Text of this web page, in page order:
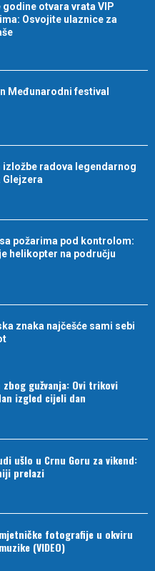
godine otvara vrata VIP
Osvojite ulaznice za
Međunarodni festival
radova legendarnog
požarima pod kontrolom:
helikopter na području
znaka najčešće sami sebi
zbog gužvanja: Ovi trikovi
izgled cijeli dan
ušlo u Crnu Goru za vikend:
prelazi
fotografije u okviru
(VIDEO)